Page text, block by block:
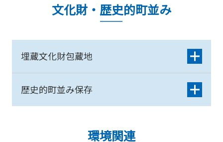
文化財・歴史的町並み
埋蔵文化財包蔵地
歴史的町並み保存
環境関連